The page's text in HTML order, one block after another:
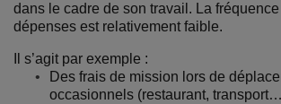
dans le cadre de son travail. La
dépenses est relativement faible.
Il s’agit par exemple :
Des frais de mission lors de
occasionnels (restaurant,